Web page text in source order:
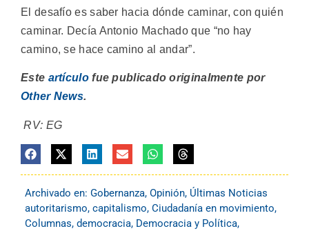
El desafío es saber hacia dónde caminar, con quién
caminar. Decía Antonio Machado que “no hay
camino, se hace camino al andar”.
Este artículofue publicado originalmente por
Other News.
RV: EG
Archivado en: Gobernanza, Opinión, Últimas Noticias
autoritarismo, capitalismo, Ciudadanía en movimiento,
Columnas, democracia, Democracia y Política,